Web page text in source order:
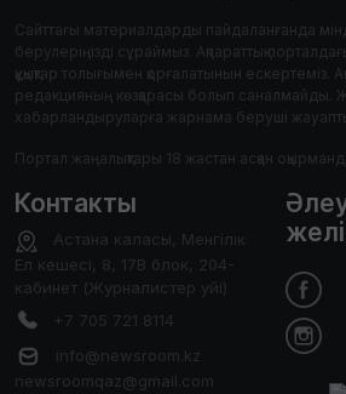
Сайттағы материалдарды пайдаланғанда
берулеріңізді сұраймыз. Ақпараттық
құқықтар толығымен қорғалатынын ескертеміз.
редакцияның көзқарасы болып саналмайды.
хабарландыруларға жарнама беруші
Портал жаңалықтары 18 жастан асқан
Контакты
Астана каласы, Менгілік
Ел кешесі, 8, 17В блок, 204-
кабинет (Журналистер уйі)
+7 705 721 8114
info@newsroom.kz
newsroomqaz@gmail.com